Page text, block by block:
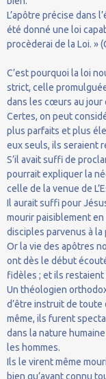
L’apôtre précise dans
été donné une loi
procèderai de la Loi. »
C’est pourquoi la loi
strict, celle
dans les cœurs au jour
Certes, on peut
plus parfaits et plus
eux seuls, ils seraient
S’il avait suffi de
pourrait expliquer la
celle de la venue de
Il aurait suffi pour
mourir paisiblement
disciples parvenus à
Or la vie des apôtres
ont dès le début
fidèles ; et ils restaient
Un théologien
d’être instruit de toute
même, ils furent
dans la nature
les hommes.
Ils le virent même
bien qu’ayant connu